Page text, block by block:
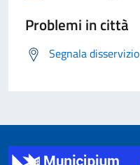
Problemi in città
Segnala disservizio